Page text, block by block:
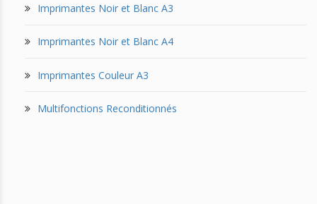
Imprimantes Noir et Blanc A3
Imprimantes Noir et Blanc A4
Imprimantes Couleur A3
Multifonctions Reconditionnés